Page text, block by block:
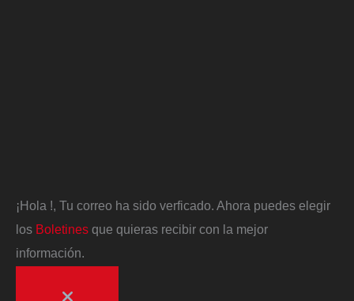
¡Hola !, Tu correo ha sido verficado. Ahora puedes elegir
los Boletines que quieras recibir con la mejor
información.